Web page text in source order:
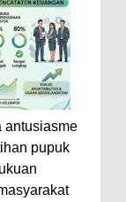
antusiasme
pupuk